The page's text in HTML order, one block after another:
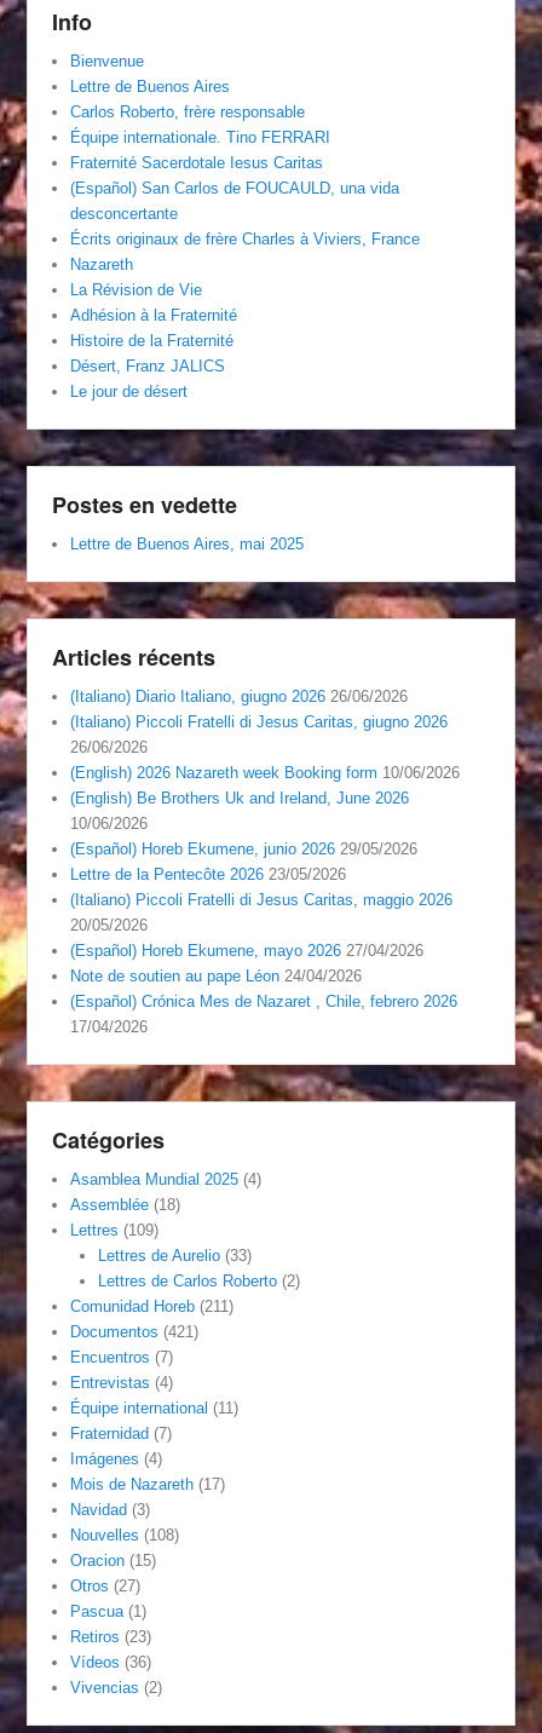
Info
Bienvenue
Lettre de Buenos Aires
Carlos Roberto, frère responsable
Équipe internationale. Tino FERRARI
Fraternité Sacerdotale Iesus Caritas
(Español) San Carlos de FOUCAULD, una vida
desconcertante
Écrits originaux de frère Charles à Viviers, France
Nazareth
La Révision de Vie
Adhésion à la Fraternité
Histoire de la Fraternité
Désert, Franz JALICS
Le jour de désert
Postes en vedette
Lettre de Buenos Aires, mai 2025
Articles récents
(Italiano) Diario Italiano, giugno 2026 26/06/2026
(Italiano) Piccoli Fratelli di Jesus Caritas, giugno 2026
26/06/2026
(English) 2026 Nazareth week Booking form 10/06/2026
(English) Be Brothers Uk and Ireland, June 2026
10/06/2026
(Español) Horeb Ekumene, junio 2026 29/05/2026
Lettre de la Pentecôte 2026 23/05/2026
(Italiano) Piccoli Fratelli di Jesus Caritas, maggio 2026
20/05/2026
(Español) Horeb Ekumene, mayo 2026 27/04/2026
Note de soutien au pape Léon 24/04/2026
(Español) Crónica Mes de Nazaret , Chile, febrero 2026
17/04/2026
Catégories
Asamblea Mundial 2025 (4)
Assemblée (18)
Lettres (109)
Lettres de Aurelio(33)
Lettres de Carlos Roberto(2)
Comunidad Horeb (211)
Documentos (421)
Encuentros (7)
Entrevistas (4)
Équipe international (11)
Fraternidad (7)
Imágenes (4)
Mois de Nazareth (17)
Navidad (3)
Nouvelles (108)
Oracion (15)
Otros (27)
Pascua (1)
Retiros (23)
Vídeos (36)
Vivencias (2)